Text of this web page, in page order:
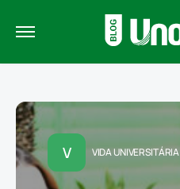
V VIDA UNIVERSITÁRIA